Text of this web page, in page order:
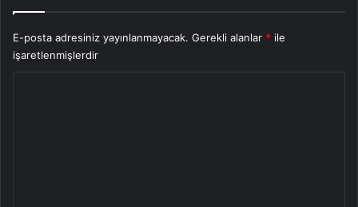
E-posta adresiniz yayınlanmayacak. Gerekli alanlar * ile
işaretlenmişlerdir